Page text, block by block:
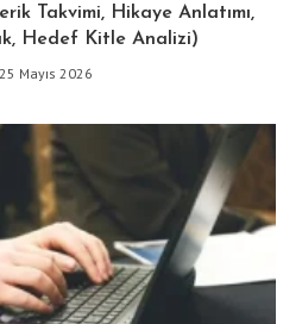
Takvimi, Hikaye Anlatımı,
Hedef Kitle Analizi)
25 Mayıs 2026